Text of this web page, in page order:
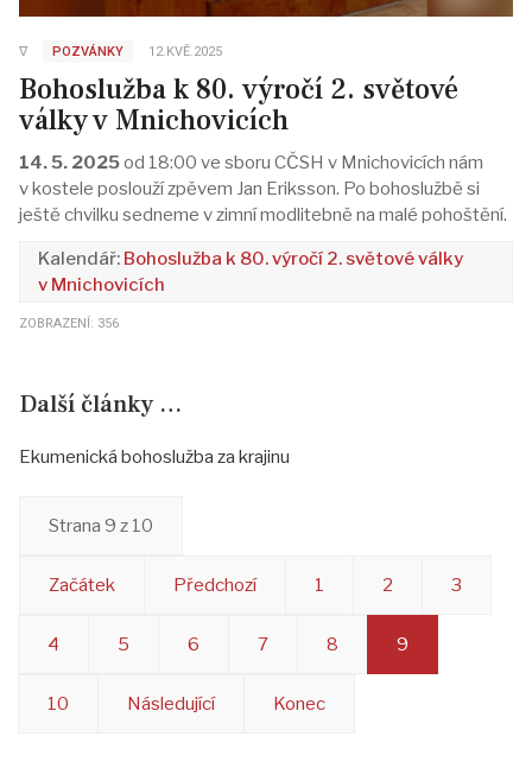
∇ POZVÁNKY 12.KVĚ.2025
Bohoslužba k 80. výročí 2. světové
války v Mnichovicích
14. 5. 2025od 18:00 ve sboru CČSH v Mnichovicích nám
v kostele poslouží zpěvem Jan Eriksson. Po bohoslužbě si
ještě chvilku sedneme v zimní modlitebně na malé pohoštění.
Bohoslužba k 80. výročí 2. světové války
v Mnichovicích
ZOBRAZENÍ: 356
Další články …
Ekumenická bohoslužba za krajinu
Strana 9 z 10
Začátek Předchozí 1 2 3
4 5 6 7 8 9
10 Následující Konec